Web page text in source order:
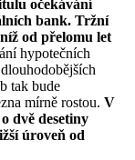
očekávání
bank. Tržní
od přelomu let
hypotečních
tak bude
mírně rostou. V
dvě desetiny
úroveň od